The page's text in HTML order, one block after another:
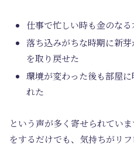
仕事で忙しい時も金のな
落ち込みがちな時期に新
を取り戻せた
環境が変わった後も部屋
れた
という声が多く寄せられてい
をするだけでも、気持ちがリフ